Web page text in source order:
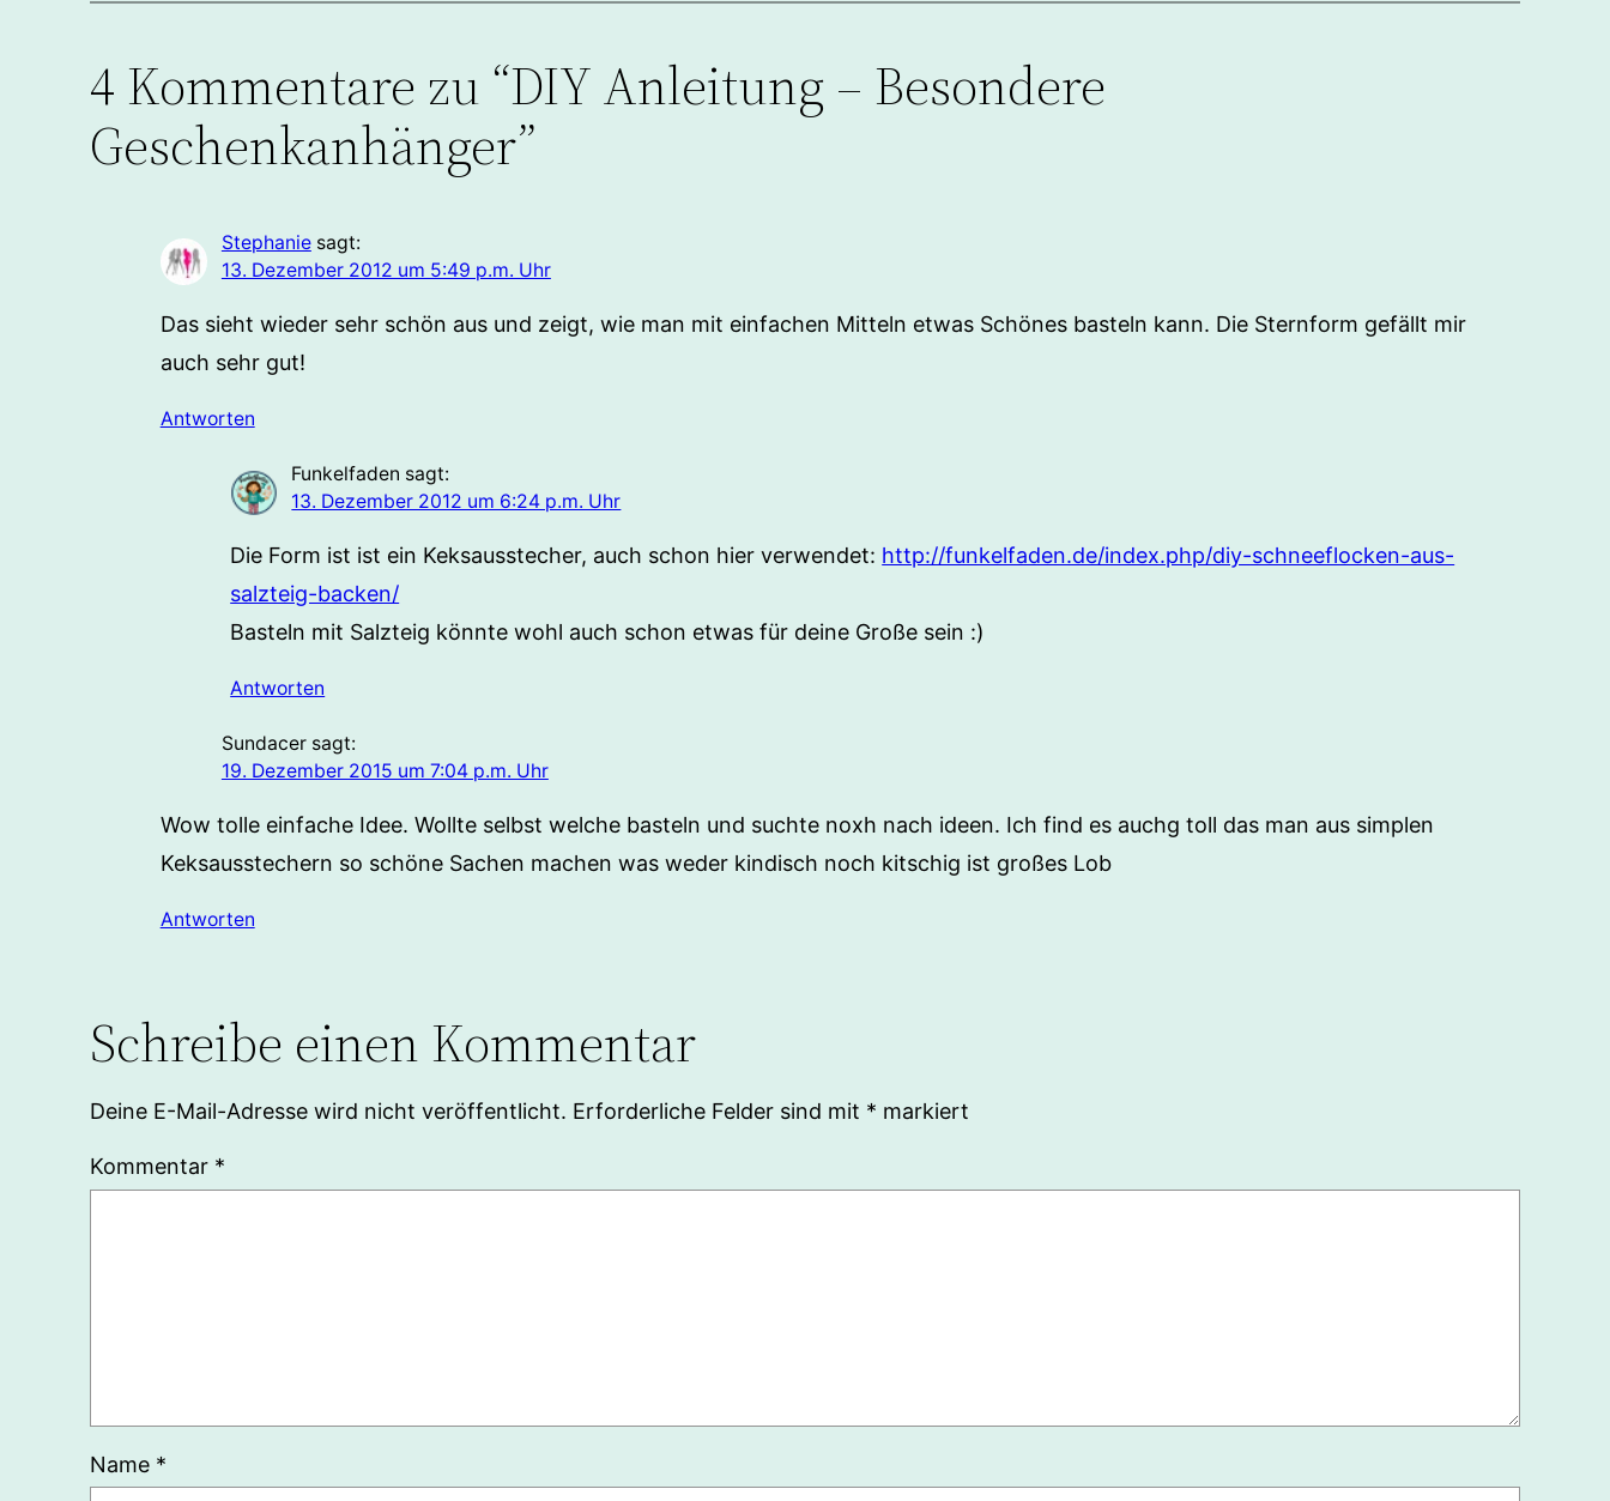
4 Kommentare zu “DIY Anleitung – Besondere
Geschenkanhänger”
Stephanie sagt:
13. Dezember 2012 um 5:49 p.m. Uhr
Das sieht wieder sehr schön aus und zeigt, wie man mit einfachen Mitteln etwas Schönes basteln kann. Die Sternform gefällt mir
auch sehr gut!
Antworten
Funkelfaden sagt:
13. Dezember 2012 um 6:24 p.m. Uhr
Die Form ist ist ein Keksausstecher, auch schon hier verwendet: http://funkelfaden.de/index.php/diy-schneeflocken-aus-
salzteig-backen/
Basteln mit Salzteig könnte wohl auch schon etwas für deine Große sein :)
Antworten
Sundacer sagt:
19. Dezember 2015 um 7:04 p.m. Uhr
Wow tolle einfache Idee. Wollte selbst welche basteln und suchte noxh nach ideen. Ich find es auchg toll das man aus simplen
Keksausstechern so schöne Sachen machen was weder kindisch noch kitschig ist großes Lob
Antworten
Schreibe einen Kommentar
Deine E-Mail-Adresse wird nicht veröffentlicht. Erforderliche Felder sind mit * markiert
Kommentar *
Name *